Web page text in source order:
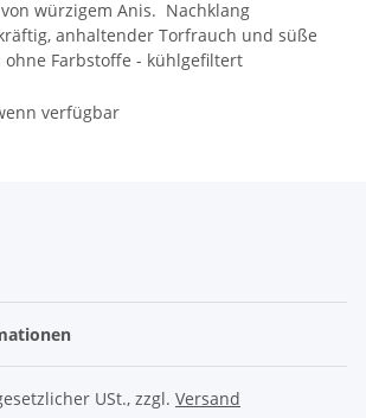
würzigem Anis. Nachklang
anhaltender Torfrauch und süße
Farbstoffe - kühlgefiltert
verfügbar
USt., zzgl. Versand